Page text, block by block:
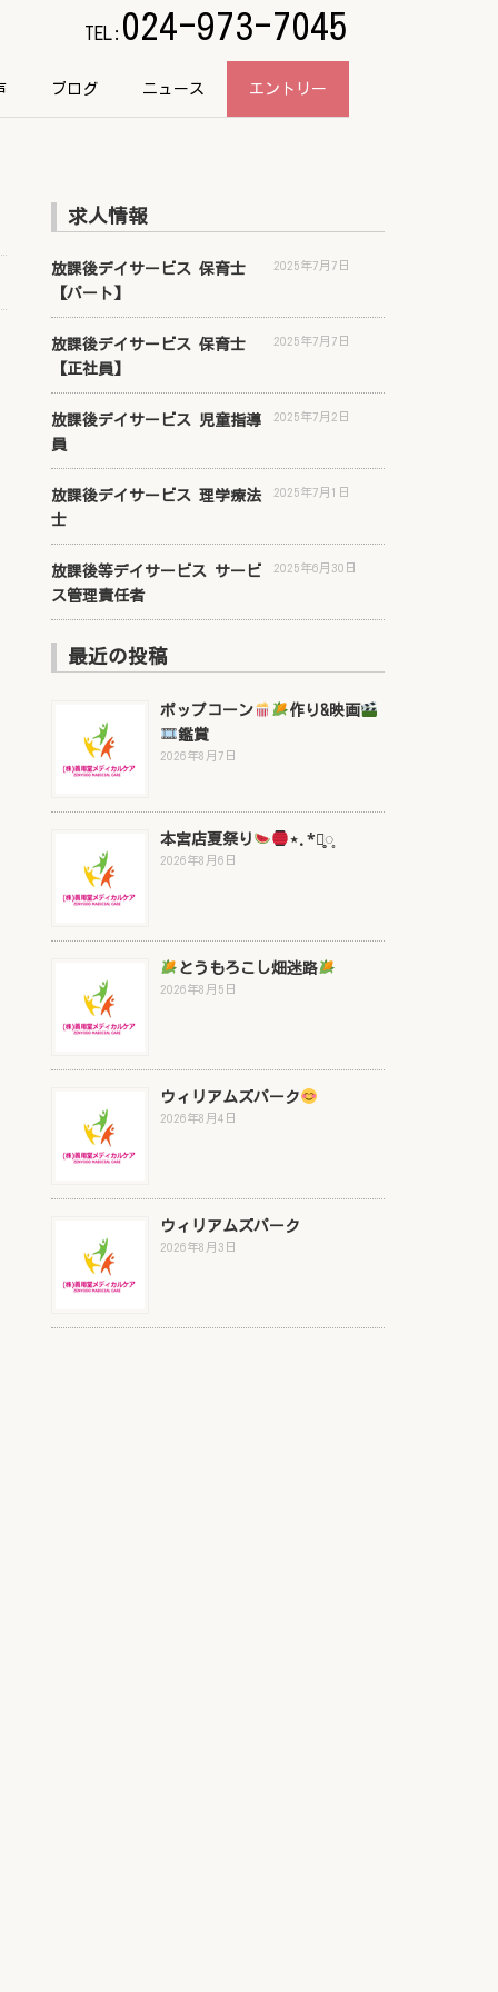
ブログ ニュース エントリー
TEL: 024-973-7045
求人情報
放課後デイサービス 保育士
【パート】
2025年7月7日
放課後デイサービス 保育士
【正社員】
2025年7月7日
放課後デイサービス 児童指導
員
2025年7月2日
放課後デイサービス 理学療法
士
2025年7月1日
放課後等デイサービス サービ
ス管理責任者
2025年6月30日
最近の投稿
ポップコーン
作り&映画
鑑賞
2026年8月7日
本宮店夏祭り ⋆.*⃝̥◌̥
2026年8月6日
とうもろこし畑迷路
2026年8月5日
ウィリアムズパーク
2026年8月4日
ウィリアムズパーク
2026年8月3日